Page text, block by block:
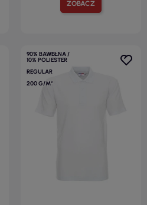
ZOBACZ
90% BAWEŁNA /
10% POLIESTER
REGULAR
200 G/M²